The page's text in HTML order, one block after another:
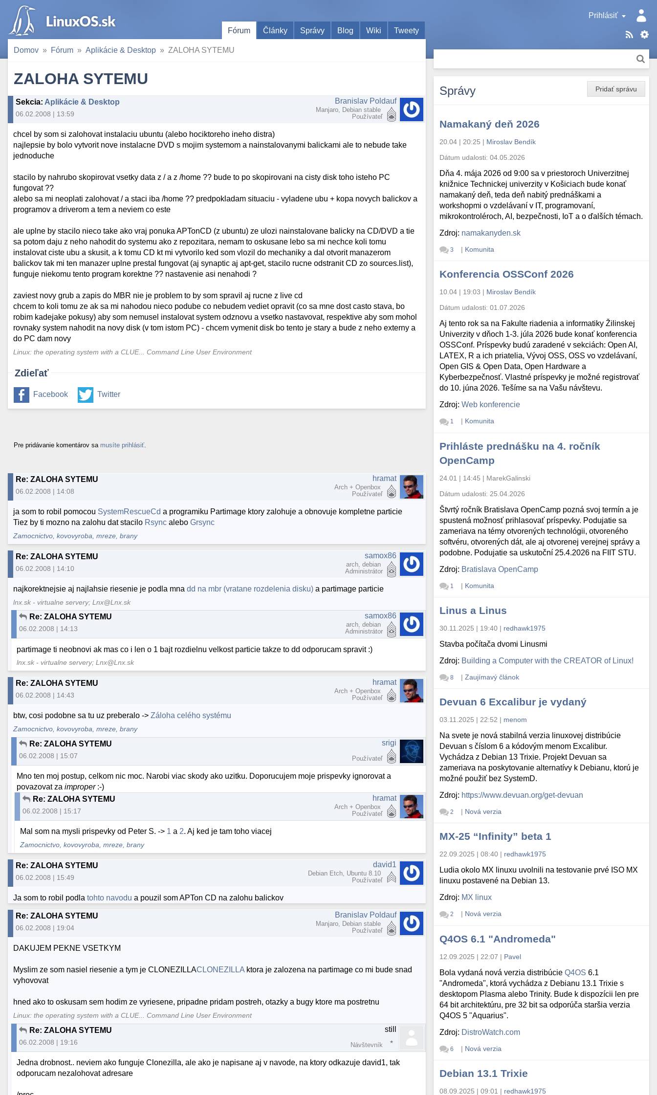
Prihlásiť
Fórum
Články Správy Blog Wiki Tweety
Domov Fórum Aplikácie & Desktop ZALOHA SYTEMU
ZALOHA SYTEMU
Sekcia: Aplikácie & Desktop
06.02.2008 | 13:59
Branislav Poldauf
Manjaro, Debian stable
Používateľ
chcel by som si zalohovat instalaciu ubuntu (alebo hociktoreho ineho distra)
najlepsie by bolo vytvorit nove instalacne DVD s mojim systemom a nainstalovanymi balickami ale to nebude take
jednoduche
stacilo by nahrubo skopirovat vsetky data z / a z /home ?? bude to po skopirovani na cisty disk toho isteho PC
fungovat ??
alebo sa mi neoplati zalohovat / a staci iba /home ?? predpokladam situaciu - vyladene ubu + kopa novych balickov a
programov a driverom a tem a neviem co este
ale uplne by stacilo nieco take ako vraj ponuka APTonCD (z ubuntu) ze ulozi nainstalovane balicky na CD/DVD a tie
sa potom daju z neho nahodit do systemu ako z repozitara, nemam to oskusane lebo sa mi nechce koli tomu
instalovat ciste ubu a skusit, a k tomu CD kt mi vytvorilo ked som vlozil do mechaniky a dal otvorit manazerom
balickov tak mi ten manazer uplne prestal fungovat (aj synaptic aj apt-get, stacilo rucne odstranit CD zo sources.list),
funguje niekomu tento program korektne ?? nastavenie asi nenahodi ?
zaviest novy grub a zapis do MBR nie je problem to by som spravil aj rucne z live cd
chcem to koli tomu ze ak sa mi nahodou nieco podube co nebudem vediet opravit (co sa mne dost casto stava, bo
robim kadejake pokusy) aby som nemusel instalovat system odznovu a vsetko nastavovat, respektive aby som mohol
rovnaky system nahodit na novy disk (v tom istom PC) - chcem vymenit disk bo tento je stary a bude z neho externy a
do PC dam novy
Linux: the operating system with a CLUE... Command Line User Environment
Zdieľať
Facebook Twitter
Pre pridávanie komentárov sa musíte prihlásiť
Re: ZALOHA SYTEMU
06.02.2008 | 14:08
hramat
Arch + Openbox
Používateľ
ja som to robil pomocou SystemRescueCd a programiku Partimage ktory zalohuje a obnovuje kompletne particie
Tiez by ti mozno na zalohu dat stacilo Rsync aleboGrsync
Zamocnictvo, kovovyroba, mreze, brany
Re: ZALOHA SYTEMU
06.02.2008 | 14:10
samox86
arch, debian
Administrátor
najkorektnejsie aj najlahsie riesenie je podla mnadd na mbr (vratane rozdelenia disku) a partimage particie
lnx.sk - virtualne servery; Lnx@Lnx.sk
Re: ZALOHA SYTEMU
06.02.2008 | 14:13
samox86
arch, debian
Administrátor
partimage ti neobnovi ak mas co i len o 1 bajt rozdielnu velkost particie takze to dd odporucam spravit :)
lnx.sk - virtualne servery; Lnx@Lnx.sk
Re: ZALOHA SYTEMU
06.02.2008 | 14:43
hramat
Arch + Openbox
Používateľ
btw, cosi podobne sa tu uz preberalo ->Záloha celého systému
Zamocnictvo, kovovyroba, mreze, brany
Re: ZALOHA SYTEMU
06.02.2008 | 15:07
srigi
Používateľ
Mno ten moj postup, celkom nic moc. Narobi viac skody ako uzitku. Doporucujem moje prispevky ignorovat a
povazovat zaimproper:-)
Re: ZALOHA SYTEMU
06.02.2008 | 15:17
hramat
Arch + Openbox
Používateľ
Mal som na mysli prispevky od Peter S. -> 1 a 2. Aj ked je tam toho viacej
Zamocnictvo, kovovyroba, mreze, brany
Re: ZALOHA SYTEMU
06.02.2008 | 15:49
david1
Debian Etch, Ubuntu 8.10
Používateľ
Ja som to robil podlatohto navodu a pouzil som APTon CD na zalohu balickov
Re: ZALOHA SYTEMU
06.02.2008 | 19:04
Branislav Poldauf
Manjaro, Debian stable
Používateľ
DAKUJEM PEKNE VSETKYM
Myslim ze som nasiel riesenie a tym je CLONEZILLACLONEZILLA ktora je zalozena na partimage co mi bude snad
vyhovovat
hned ako to oskusam sem hodim ze vyriesene, pripadne pridam postreh, otazky a bugy ktore ma postretnu
Linux: the operating system with a CLUE... Command Line User Environment
Re: ZALOHA SYTEMU
06.02.2008 | 19:16
still
Návštevník
Jedna drobnost.. neviem ako funguje Clonezilla, ale ako je napisane aj v navode, na ktory odkazuje david1, tak
odporucam nezalohovat adresare
Pridať správu
Správy
Namakaný deň 2026
20.04 | 20:25 | Miroslav Bendík
Dátum udalosti:04.05.2026
Dňa 4. mája 2026 od 9:00 sa v priestoroch Univerzitnej
knižnice Technickej univerzity v Košiciach bude konať
namakaný deň, teda deň nabitý prednáškami a
workshopmi o vzdelávaní v IT, programovaní,
mikrokontroléroch, AI, bezpečnosti, IoT a o ďalších témach.
Zdroj: namakanyden.sk
3 | Komunita
Konferencia OSSConf 2026
10.04 | 19:03 | Miroslav Bendík
Dátum udalosti:01.07.2026
Aj tento rok sa na Fakulte riadenia a informatiky Žilinskej
Univerzity v dňoch 1-3. júla 2026 bude konať konferencia
OSSConf. Príspevky budú zaradené v sekciách: Open AI,
LATEX, R a ich priatelia, Vývoj OSS, OSS vo vzdelávaní,
Open GIS & Open Data, Open Hardware a
Kyberbezpečnosť. Vlastné príspevky je možné registrovať
do 10. júna 2026. Tešíme sa na Vašu návštevu.
Zdroj:Web konferencie
1 | Komunita
Prihláste prednášku na 4. ročník
OpenCamp
24.01 | 14:45 | MarekGalinski
Dátum udalosti: 25.04.2026
Štvrtý ročník Bratislava OpenCamp pozná svoj termín a je
spustená možnosť prihlasovať príspevky. Podujatie sa
zameriava na témy otvorených technológii, otvoreného
softvéru, otvorených dát, ale aj otvorenej verejnej správy a
podobne. Podujatie sa uskutoční 25.4.2026 na FIIT STU.
Zdroj: Bratislava OpenCamp
1 | Komunita
Linus a Linus
30.11.2025 | 19:40 | redhawk1975
Stavba počítača dvomi Linusmi
Zdroj: Building a Computer with the CREATOR of Linux!
8 | Zaujímavý článok
Devuan 6 Excalibur je vydaný
03.11.2025 | 22:52 | menom
Na svete je nová stabilná verzia linuxovej distribúcie
Devuan s číslom 6 a kódovým menom Excalibur.
Vychádza z Debian 13 Trixie. Projekt Devuan sa
zameriava na poskytovanie alternatívy k Debianu, ktorú je
možné použiť bez SystemD.
Zdroj: https://www.devuan.org/get-devuan
2 | Nová verzia
MX-25 “Infinity” beta 1
22.09.2025 | 08:40 | redhawk1975
Ludia okolo MX linuxu uvolnili na testovanie prvé ISO MX
linuxu postavené na Debian 13.
Zdroj: MX linux
2 | Nová verzia
Q4OS 6.1 "Andromeda"
12.09.2025 | 22:07 | Pavel
Bola vydaná nová verzia distribúcieQ4OS 6.1
"Andromeda", ktorá vychádza z Debianu 13.1 Trixie s
desktopom Plasma alebo Trinity. Bude k dispozícii len pre
64 bit architektúru, pre 32 bit sa odporúča staršia verzia
Q4OS 5 "Aquarius".
Zdroj: DistroWatch.com
6 | Nová verzia
Debian 13.1 Trixie
08.09.2025 | 09:01 | redhawk1975